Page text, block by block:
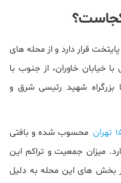
قرار دارد و از محله های
خیابان خاوران، از جنوب با
بزرگراه شهید رئیسی شرق و
محسوب شده و بافتی
میزان جمعیت و تراکم این
بخش های این محله به دلیل